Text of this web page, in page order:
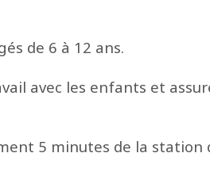
de 6 à 12 ans.
avec les enfants et
5 minutes de la station